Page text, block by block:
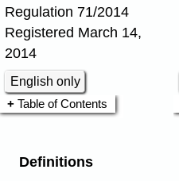
Regulation 71/2014
Registered March 14,
2014
English only
Table of Contents
Definitions